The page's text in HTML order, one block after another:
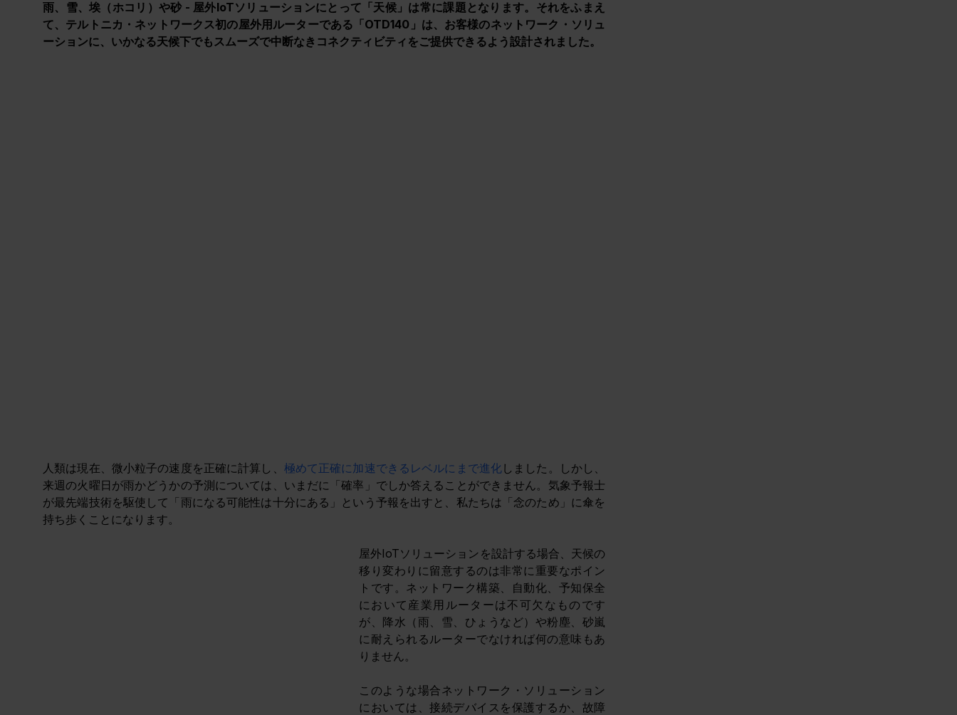
雨、雪、埃（ホコリ）や砂 - 屋外IoTソリューションにとって「天候」は常に課題となります。それをふまえ
て、テルトニカ・ネットワークス初の屋外用ルーターである「OTD140」は、お客様のネットワーク・ソリュ
ーションに、いかなる天候下でもスムーズで中断なきコネクティビティをご提供できるよう設計されました。
人類は現在、微小粒子の速度を正確に計算し、 極めて正確に加速できるレベルにまで進化しました。しかし、
来週の火曜日が雨かどうかの予測については、いまだに「確率」でしか答えることができません。気象予報士
が最先端技術を駆使して「雨になる可能性は十分にある」という予報を出すと、私たちは「念のため」に傘を
持ち歩くことになります。
屋外IoTソリューションを設計する場合、天候の
移り変わりに留意するのは非常に重要なポイン
トです。ネットワーク構築、自動化、予知保全
において産業用ルーターは不可欠なものです
が、降水（雨、雪、ひょうなど）や粉塵、砂嵐
に耐えられるルーターでなければ何の意味もあ
りません。
このような場合ネットワーク・ソリューション
においては、接続デバイスを保護するか、故障